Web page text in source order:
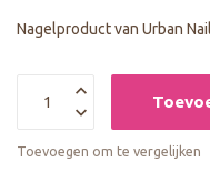
Nagelproduct van Urban
Toevoegen om te vergelijken